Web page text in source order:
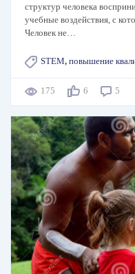
структур человека
учебные воздействия, с
Человек не…
STEM, повышение
175 6 5